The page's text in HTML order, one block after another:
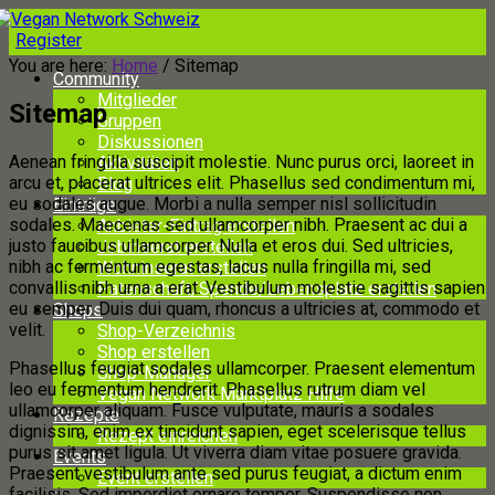
Register
Community
Mitglieder
Gruppen
Diskussionen
Aktivitäten
Blog
Einträge
Anbieter-Eintrag erstellen
Jobinserat erstellen
Wohninserat erstellen
Patenschaft/Spende/Lebensplatz erstellen
Shops
Shop-Verzeichnis
Shop erstellen
Shop-Manager
Vegan Network Marktplatz Hilfe
Rezepte
Rezept einreichen
Events
Event erstellen
You are here: Home / Sitemap
Sitemap
Aenean fringilla suscipit molestie. Nunc purus orci, laoreet in
arcu et, placerat ultrices elit. Phasellus sed condimentum mi,
eu sodales augue. Morbi a nulla semper nisl sollicitudin
sodales. Maecenas sed ullamcorper nibh. Praesent ac dui a
justo faucibus ullamcorper. Nulla et eros dui. Sed ultricies,
nibh ac fermentum egestas, lacus nulla fringilla mi, sed
convallis nibh urna a erat. Vestibulum molestie sagittis sapien
eu semper. Duis dui quam, rhoncus a ultricies at, commodo et
velit.
Phasellus feugiat sodales ullamcorper. Praesent elementum
leo eu fermentum hendrerit. Phasellus rutrum diam vel
ullamcorper aliquam. Fusce vulputate, mauris a sodales
dignissim, enim ex tincidunt sapien, eget scelerisque tellus
purus sit amet ligula. Ut viverra diam vitae posuere gravida.
Praesent vestibulum ante sed purus feugiat, a dictum enim